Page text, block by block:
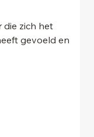
die zich het
gevoeld en